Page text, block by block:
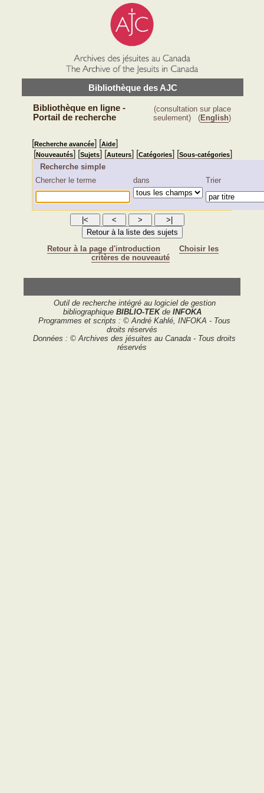
Bibliothèque des AJC
Bibliothèque en ligne -
Portail de recherche
(consultation sur place
seulement) (English)
[Recherche avancée] [Aide]
[Nouveautés] [Sujets] [Auteurs] [Catégories] [Sous-catégories]
Recherche simple
Chercher le terme
dans Trier
Retour à la page d'introduction
Choisir les
critères de nouveauté
Outil de recherche intégré au logiciel de gestion
bibliographique BIBLIO-TEKde INFOKA
Programmes et scripts : © André Kahlé, INFOKA - Tous
droits réservés
Données : © Archives des jésuites au Canada - Tous droits
réservés